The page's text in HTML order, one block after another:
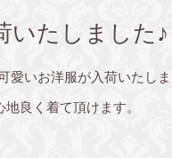
いたしました♪
いお洋服が入荷いたしま
良く着て頂けます。